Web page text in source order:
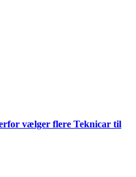
vælger flere Teknicar til